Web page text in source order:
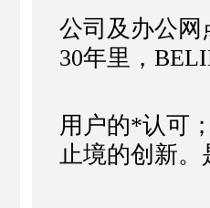
公司及办公网
30年里，
用户的*认可
止境的创新。